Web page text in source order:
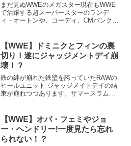
まだ見ぬWWEのメガスター現在もWWE
で活躍する超スーパースターのランデ
ィ・オートンや、コーディ、CMパンク。
NAKAMURAらは、何度も、来日していま
す。しかし、今の...
【WWE】ドミニクとフィンの裏
切り！遂にジャッジメントデイ崩
壊！？
鉄の絆が崩れた鉄壁を誇っていたRAWの
ヒールユニット ジャッジメイトデイの結
束が崩れつつあります。サマースラムで
かの仇敵リヴ・モーガンに手を貸す裏切
り！あの二人が一緒に...
【WWE】オバ・フェミやジョ
ー・ヘンドリー!一度見たら忘れ
られない！？